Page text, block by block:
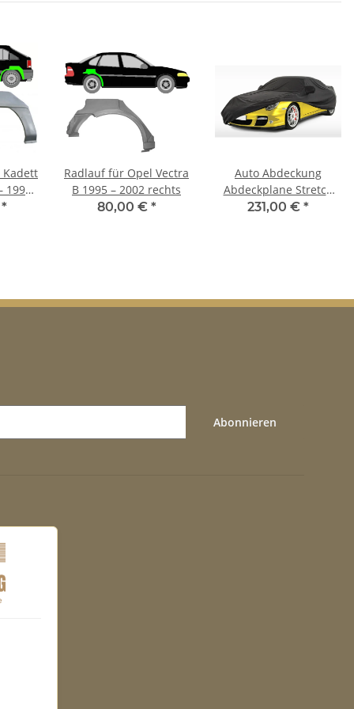
1993
*
Radlauf für Opel Vectra
B 1995 – 2002 rechts
80,00 € *
Auto Abdeckung
Abdeckplane Stretch
Cover Ganzgarage
231,00 € *
Abonnieren